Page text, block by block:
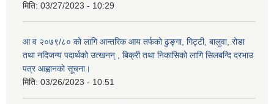
मिति: 03/27/2023 - 10:29
आ व २०७९/८० को लागि आन्तरिक आय तर्फको ढुङ्गा, गिट्टी, बालुवा, रोडा
तथा नदिजन्य पदार्थको उत्खनन् , बिक्री तथा निकासिको लागि सिलबन्दि दरभाउ
पत्र आह्वानको सूचना।
मिति: 03/26/2023 - 10:51